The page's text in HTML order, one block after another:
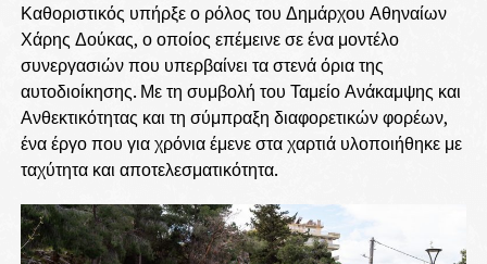
Καθοριστικός υπήρξε ο ρόλος του Δημάρχου Αθηναίων
Χάρης Δούκας, ο οποίος επέμεινε σε ένα μοντέλο
συνεργασιών που υπερβαίνει τα στενά όρια της
αυτοδιοίκησης. Με τη συμβολή του Ταμείο Ανάκαμψης και
Ανθεκτικότητας και τη σύμπραξη διαφορετικών φορέων,
ένα έργο που για χρόνια έμενε στα χαρτιά υλοποιήθηκε με
ταχύτητα και αποτελεσματικότητα.